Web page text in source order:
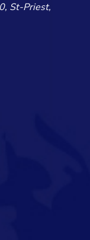
St-Priest,